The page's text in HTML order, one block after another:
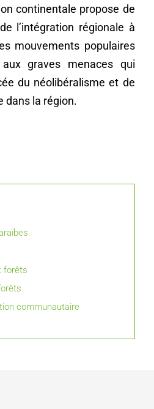
continentale propose de
l’intégration régionale à
mouvements populaires
graves menaces qui
du néolibéralisme et de
dans la région.
forêts
communautaire